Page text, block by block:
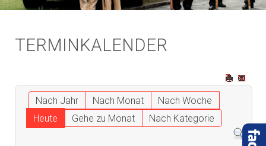
TERMINKALENDER
Nach Jahr Nach Monat
Nach Woche
Heute
Gehe zu Monat Nach Kategorie